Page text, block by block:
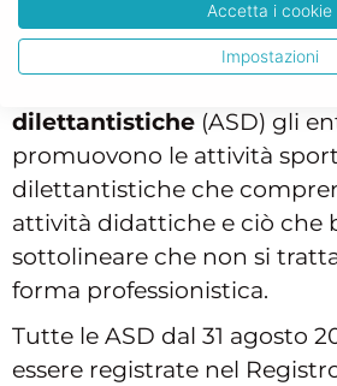
Associazione sportiva
dilettantistiche (ASD) gli
promuovono le attività
dilettantistiche che
attività didattiche e ciò che
sottolineare che non si
forma professionistica.
Tutte le ASD dal 31 agosto
essere registrate nel
Accetta i cookie
Impostazioni